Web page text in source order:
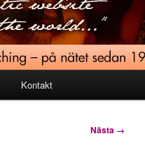
Kontakt
Nästa →